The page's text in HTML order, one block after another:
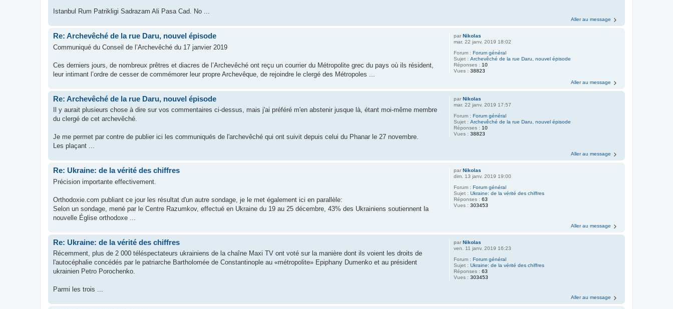
Istanbul Rum Patrikligi Sadrazam Ali Pasa Cad. No ...
Aller au message
parNikolas
mar. 22 janv. 2019 18:02
Forum :Forum général
Sujet :Archevêché de la rue Daru, nouvel épisode
Réponses : 10
Vues :38823
Re: Archevêché de la rue Daru, nouvel épisode
Communiqué du Conseil de l’Archevêché du 17 janvier 2019
Ces derniers jours, de nombreux prêtres et diacres de l’Archevêché ont reçu un courrier du Métropolite grec du pays où ils résident,
leur intimant l’ordre de cesser de commémorer leur propre Archevêque, de rejoindre le clergé des Métropoles ...
Aller au message
parNikolas
mar. 22 janv. 2019 17:57
Forum :Forum général
Sujet :Archevêché de la rue Daru, nouvel épisode
Réponses : 10
Vues :38823
Re: Archevêché de la rue Daru, nouvel épisode
Il y aurait plusieurs chose à dire sur vos commentaires ci-dessus, mais j'ai préféré m'en abstenir jusque là, étant moi-même membre
du clergé de cet archevêché.
Je me permet par contre de publier ici les communiqués de l'archevêché qui ont suivit depuis celui du Phanar le 27 novembre.
Les plaçant ...
Aller au message
parNikolas
dim. 13 janv. 2019 19:00
Forum :Forum général
Sujet :Ukraine: de la vérité des chiffres
Réponses :63
Vues :303453
Re: Ukraine: de la vérité des chiffres
Précision importante effectivement.
Orthodoxie.com publiant ce jour les résultat d'un autre sondage, je le met également ici en parallèle:
Selon un sondage, mené par le Centre Razumkov, effectué en Ukraine du 19 au 25 décembre, 43% des Ukrainiens soutiennent la
nouvelle Église orthodoxe ...
Aller au message
parNikolas
ven. 11 janv. 2019 16:23
Forum :Forum général
Sujet :Ukraine: de la vérité des chiffres
Réponses :63
Vues :303453
Re: Ukraine: de la vérité des chiffres
Récemment, plus de 2 000 téléspectateurs ukrainiens de la chaîne Maxi TV ont voté sur la manière dont ils voient les droits de
l'autocéphalie concédés par le patriarche Bartholomée de Constantinople au «métropolite» Epiphany Dumenko et au président
ukrainien Petro Porochenko.
Parmi les trois ...
Aller au message